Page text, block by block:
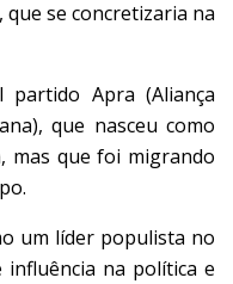
se concretizaria na
Apra (Aliança
que nasceu como
mas que foi migrando
um líder populista no
influência na política e